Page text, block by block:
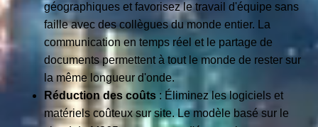
géographiques et favorisez le travail d'équipe sans
faille avec des collègues du monde entier. La
communication en temps réel et le partage de
documents permettent à tout le monde de rester sur
la même longueur d'onde.
Réduction des coûts : Éliminez les logiciels et
matériels coûteux sur site. Le modèle basé sur le